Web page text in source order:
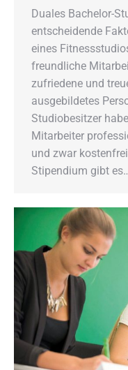
Duales Bachelor-
entscheidende
eines
freundliche
zufriedene und
ausgebildetes
Studiobesitzer
Mitarbeiter
und zwar
Stipendium gibt